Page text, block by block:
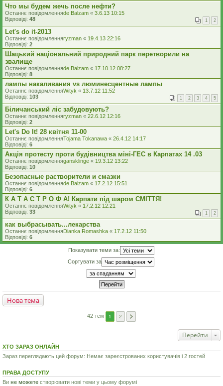
Что мы будем жечь после нефти?
Останнє повідомленняde Balzam « 3.6.13 10:15
Відповіді: 48 1 2
Let's do it-2013
Останнє повідомленняryzman « 19.4.13 22:16
Відповіді: 2
Шацький національний природний парк перетворили на
звалище
Останнє повідомленняde Balzam « 17.10.12 08:27
Відповіді: 8
лампы накаливания vs люминесцентные лампы
Останнє повідомленняWityk « 13.7.12 11:52
Відповіді: 103 1 2 3 4 5
Біличанський ліс забудовують?
Останнє повідомленняryzman « 22.6.12 12:16
Відповіді: 2
Let's Do It! 28 квітня 11-00
Останнє повідомленняTojama Tokanawa « 26.4.12 14:17
Відповіді: 6
Акція протесту проти будівництва міні-ГЕС в Карпатах 14 .03
Останнє повідомленняgansklinge « 19.3.12 13:22
Відповіді: 10
Безопасные растворители и смазки
Останнє повідомленняde Balzam « 17.2.12 15:51
Відповіді: 6
К А Т А С Т Р О Ф А! Карпати під шаром СМІТТЯ!
Останнє повідомленняWityk « 17.2.12 12:21
Відповіді: 33 1 2
как выбрасывать...лекарства
Останнє повідомленняDianka Romashka « 17.2.12 11:50
Відповіді: 6
Показувати теми за:
Сортувати за
Нова тема
42 тем 1 2
Перейти
ХТО ЗАРАЗ ОНЛАЙН
Зараз переглядають цей форум: Немає зареєстрованих користувачів і 2 гостей
ПРАВА ДОСТУПУ
Ви не можете створювати нові теми у цьому форумі